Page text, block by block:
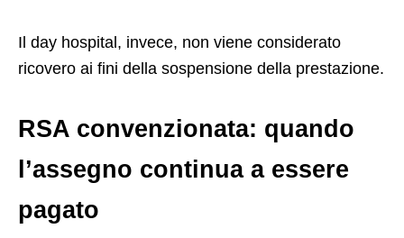
Il day hospital, invece, non viene considerato
ricovero ai fini della sospensione della prestazione.
RSA convenzionata: quando
l’assegno continua a essere
pagato